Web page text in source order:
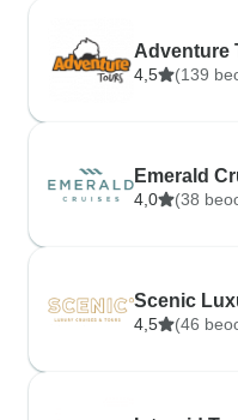
Adventure
4,5 (139
Emerald
4,0 (38
Scenic
4,5 (46